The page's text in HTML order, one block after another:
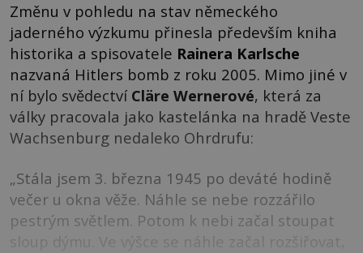
Změnu v pohledu na stav německého
jaderného výzkumu přinesla především kniha
historika a spisovatele Rainera Karlsche
nazvaná Hitlers bomb z roku 2005. Mimo jiné v
ní bylo svědectví Cläre Wernerové, která za
války pracovala jako kastelánka na hradě Veste
Wachsenburg nedaleko Ohrdrufu:
„Stála jsem 3. března 1945 po deváté hodině
večer u okna věže. Náhle se nebe rozzářilo
pestrým světlem. Potom k nebi začal stoupat
sloup dýmu. Ve výšce se náhle začal rozšiřovat,